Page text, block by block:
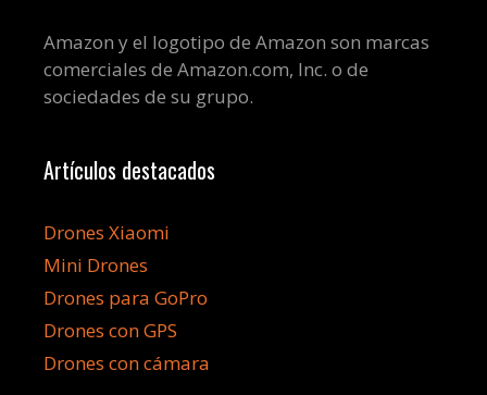
Amazon y el logotipo de Amazon son marcas
comerciales de Amazon.com, Inc. o de
sociedades de su grupo.
Artículos destacados
Drones Xiaomi
Mini Drones
Drones para GoPro
Drones con GPS
Drones con cámara